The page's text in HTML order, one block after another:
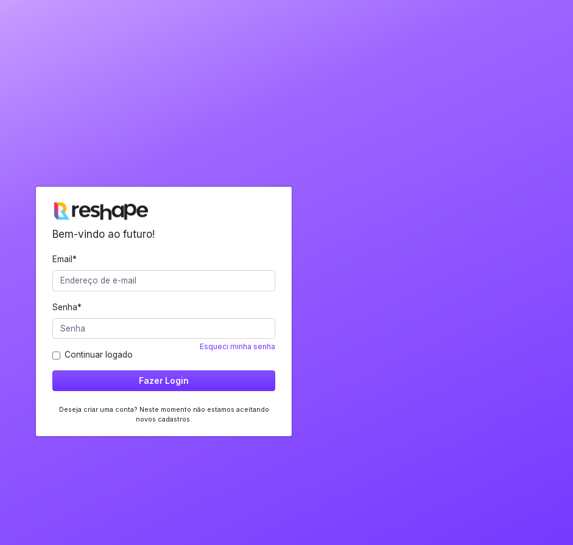
Bem-vindo ao futuro!
Email *
Senha*
Continuar logado
Esqueci minha senha
Fazer Login
Deseja criar uma conta? Neste momento não estamos aceitando
novos cadastros.